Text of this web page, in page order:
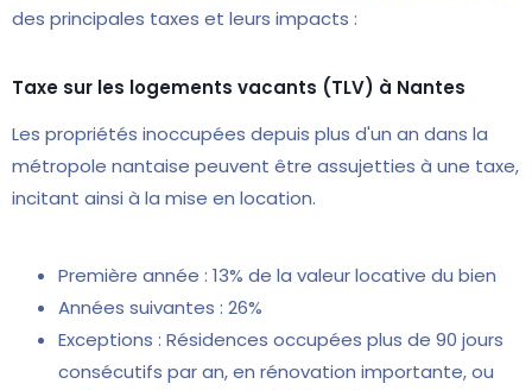
des principales taxes et leurs impacts :
Taxe sur les logements vacants (TLV) à Nantes
Les propriétés inoccupées depuis plus d'un an dans la
métropole nantaise peuvent être assujetties à une taxe,
incitant ainsi à la mise en location.
Première année : 13% de la valeur locative du bien
Années suivantes : 26%
Exceptions : Résidences occupées plus de 90 jours
consécutifs par an, en rénovation importante, ou